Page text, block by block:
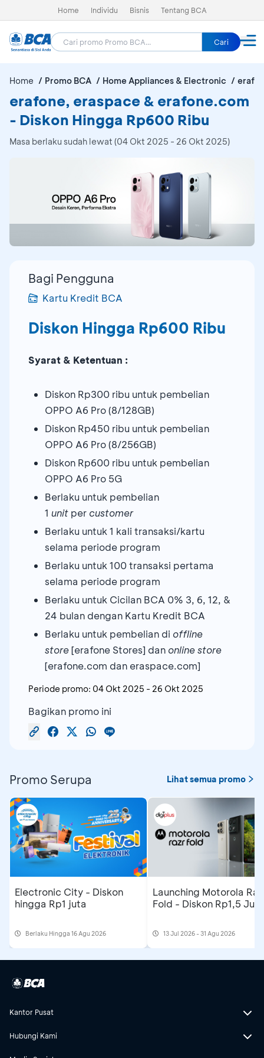
Home Individu Bisnis Tentang BCA
Cari
Home Promo BCA Home Appliances & Electronic
erafone, eraspace & erafone.com
- Diskon Hingga Rp600 Ribu
Masa berlaku sudah lewat (04 Okt 2025 - 26 Okt 2025)
Bagi Pengguna
Kartu Kredit BCA
Diskon Hingga Rp600 Ribu
Syarat & Ketentuan :
Diskon Rp300 ribu untuk pembelian
OPPO A6 Pro (8/128GB)
Diskon Rp450 ribu untuk pembelian
OPPO A6 Pro (8/256GB)
Diskon Rp600 ribu untuk pembelian
OPPO A6 Pro 5G
Berlaku untuk pembelian
1 unit per customer
Berlaku untuk 1 kali transaksi/kartu
selama periode program
Berlaku untuk 100 transaksi pertama
selama periode program
Berlaku untuk Cicilan BCA 0% 3, 6, 12, &
24 bulan dengan Kartu Kredit BCA
Berlaku untuk pembelian di offline
store[erafone Stores] dan online store
[erafone.com dan eraspace.com]
Periode promo: 04 Okt 2025 - 26 Okt 2025
Bagikan promo ini
Promo Serupa Lihat semua promo
Electronic City - Diskon
hingga Rp1 juta
Berlaku Hingga 16 Agu 2026
Launching Motorola
Fold - Diskon Rp1,5 Juta
13 Jul 2026 - 31 Agu 2026
Kantor Pusat
Hubungi Kami